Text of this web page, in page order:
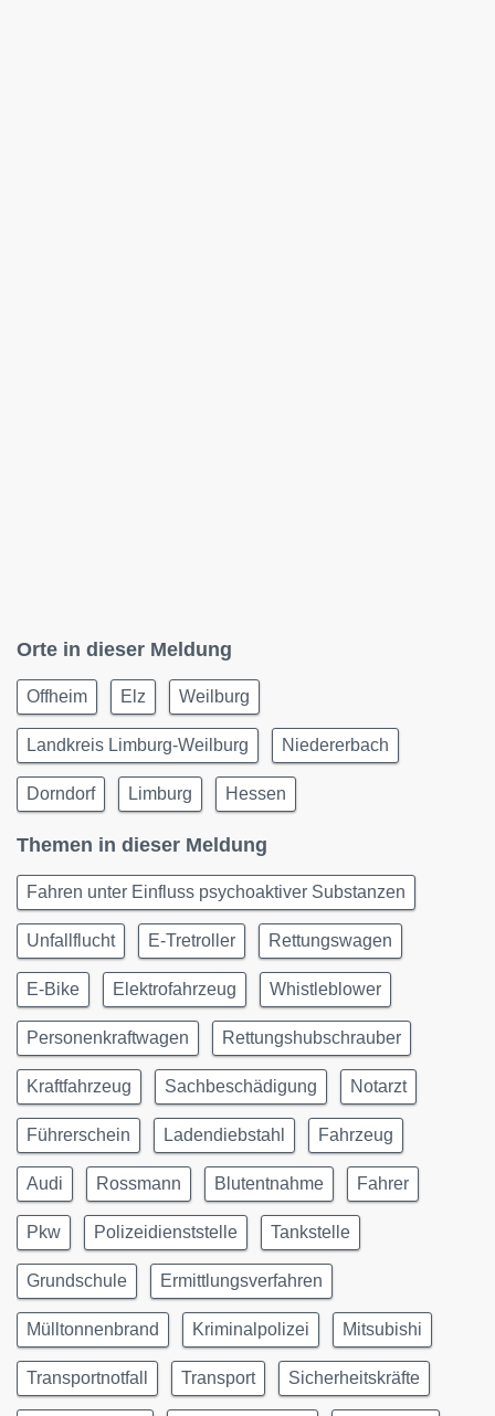
Orte in dieser Meldung
Offheim Elz Weilburg
Landkreis Limburg-Weilburg Niedererbach
Dorndorf Limburg Hessen
Themen in dieser Meldung
Fahren unter Einfluss psychoaktiver Substanzen
Unfallflucht E-Tretroller Rettungswagen
E-Bike Elektrofahrzeug Whistleblower
Personenkraftwagen Rettungshubschrauber
Kraftfahrzeug Sachbeschädigung Notarzt
Führerschein Ladendiebstahl Fahrzeug
Audi Rossmann Blutentnahme Fahrer
Pkw Polizeidienststelle Tankstelle
Grundschule Ermittlungsverfahren
Mülltonnenbrand Kriminalpolizei Mitsubishi
Transportnotfall Transport Sicherheitskräfte